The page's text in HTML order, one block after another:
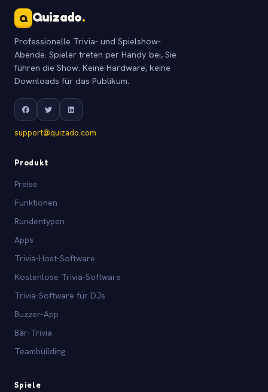
Q Quizado.
Professionelle Trivia- und Spielshow-
Abende. Spieler treten per Handy bei, Sie
führen die Show. Keine Hardware, keine
Downloads für das Publikum.
support@quizado.com
Produkt
Preise
Funktionen
Rundentypen
Apps
Trivia-Host-Software
Kostenlose Trivia-Software
Trivia-Software für DJs
Buzzer-App
Bar-Trivia
Teambuilding
Spiele